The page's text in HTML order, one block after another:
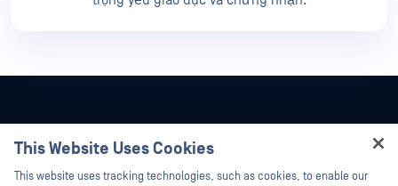
This Website Uses Cookies
This website uses tracking technologies, such as cookies, to enable our
Hey there!